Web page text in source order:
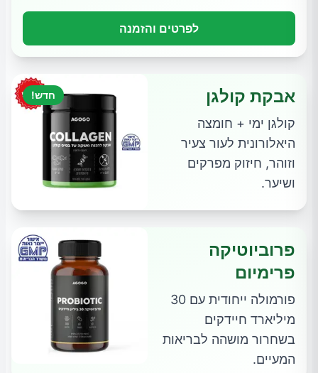
לפרטים והזמנה
חדש! אבקת קולגן
קולגן ימי + חומצה
היאלורונית לעור צעיר
וזוהר, חיזוק מפרקים
ושיער.
פרוביוטיקה
פרימיום
פורמולה ייחודית עם 30
מיליארד חיידקים
בשחרור מושהה לבריאות
המעיים.